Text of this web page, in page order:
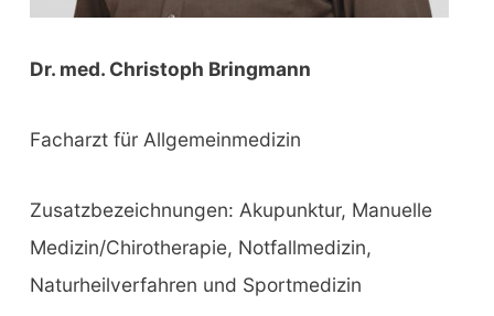
Dr. med. Christoph Bringmann
Facharzt für Allgemeinmedizin
Zusatzbezeichnungen: Akupunktur, Manuelle
Medizin/Chirotherapie, Notfallmedizin,
Naturheilverfahren und Sportmedizin